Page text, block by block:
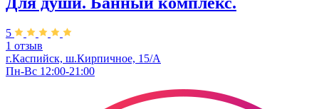
5
1 отзыв
г.Каспийск, ​ш.Кирпичное, 15/А
Пн-Вс 12:00-21:00